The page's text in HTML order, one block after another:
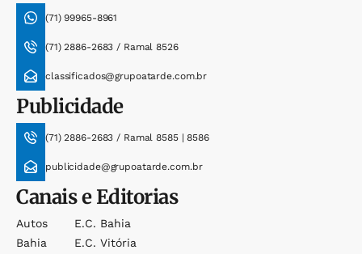
(71) 99965-8961
(71) 2886-2683 / Ramal 8526
classificados@grupoatarde.com.br
Publicidade
(71) 2886-2683 / Ramal 8585 | 8586
publicidade@grupoatarde.com.br
Canais e Editorias
Autos
Bahia
E.c. Bahia
E.c. Vitória